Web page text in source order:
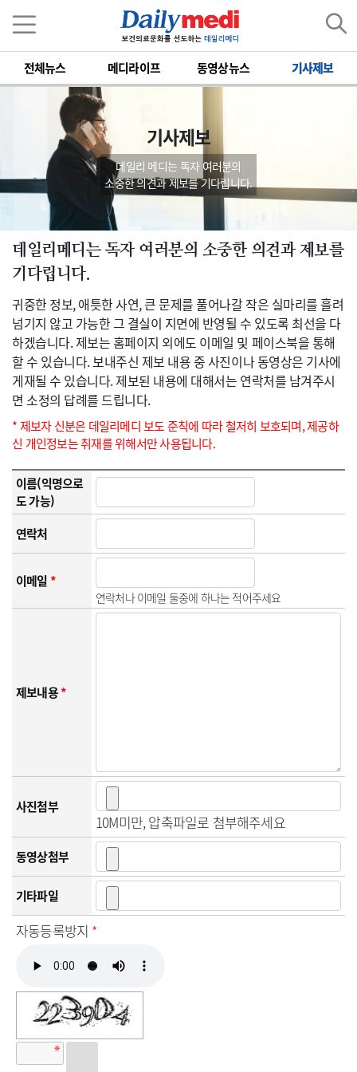
전체뉴스 메디라이프 동영상뉴스 기사제보
기사제보
데일리 메디는 독자 여러분의
소중한 의견과 제보를 기다립니다.
데일리메디는 독자 여러분의 소중한 의견과 제보를
기다립니다.
귀중한 정보, 애틋한 사연, 큰 문제를 풀어나갈 작은 실마리를 흘려
넘기지 않고 가능한 그 결실이 지면에 반영될 수 있도록 최선을 다
하겠습니다. 제보는 홈페이지 외에도 이메일 및 페이스북을 통해
할 수 있습니다. 보내주신 제보 내용 중 사진이나 동영상은 기사에
게재될 수 있습니다. 제보된 내용에 대해서는 연락처를 남겨주시
면 소정의 답례를 드립니다.
* 제보자 신분은 데일리메디 보도 준칙에 따라 철저히 보호되며, 제공하
신 개인정보는 취재를 위해서만 사용됩니다.
이름(익명으로
도 가능)
연락처
이메일*
연락처나 이메일 둘중에 하나는 적어주세요
제보내용*
사진첨부
10M미만, 압축파일로 첨부해주세요
동영상첨부
기타파일
자동등록방지 *